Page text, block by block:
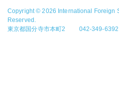
Copyright © 2026 International Foreign
Reserved.
東京都国分寺市本町2 042-349-6392